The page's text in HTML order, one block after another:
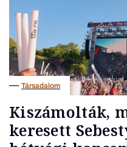
Társadalom
Kiszámolták,
keresett